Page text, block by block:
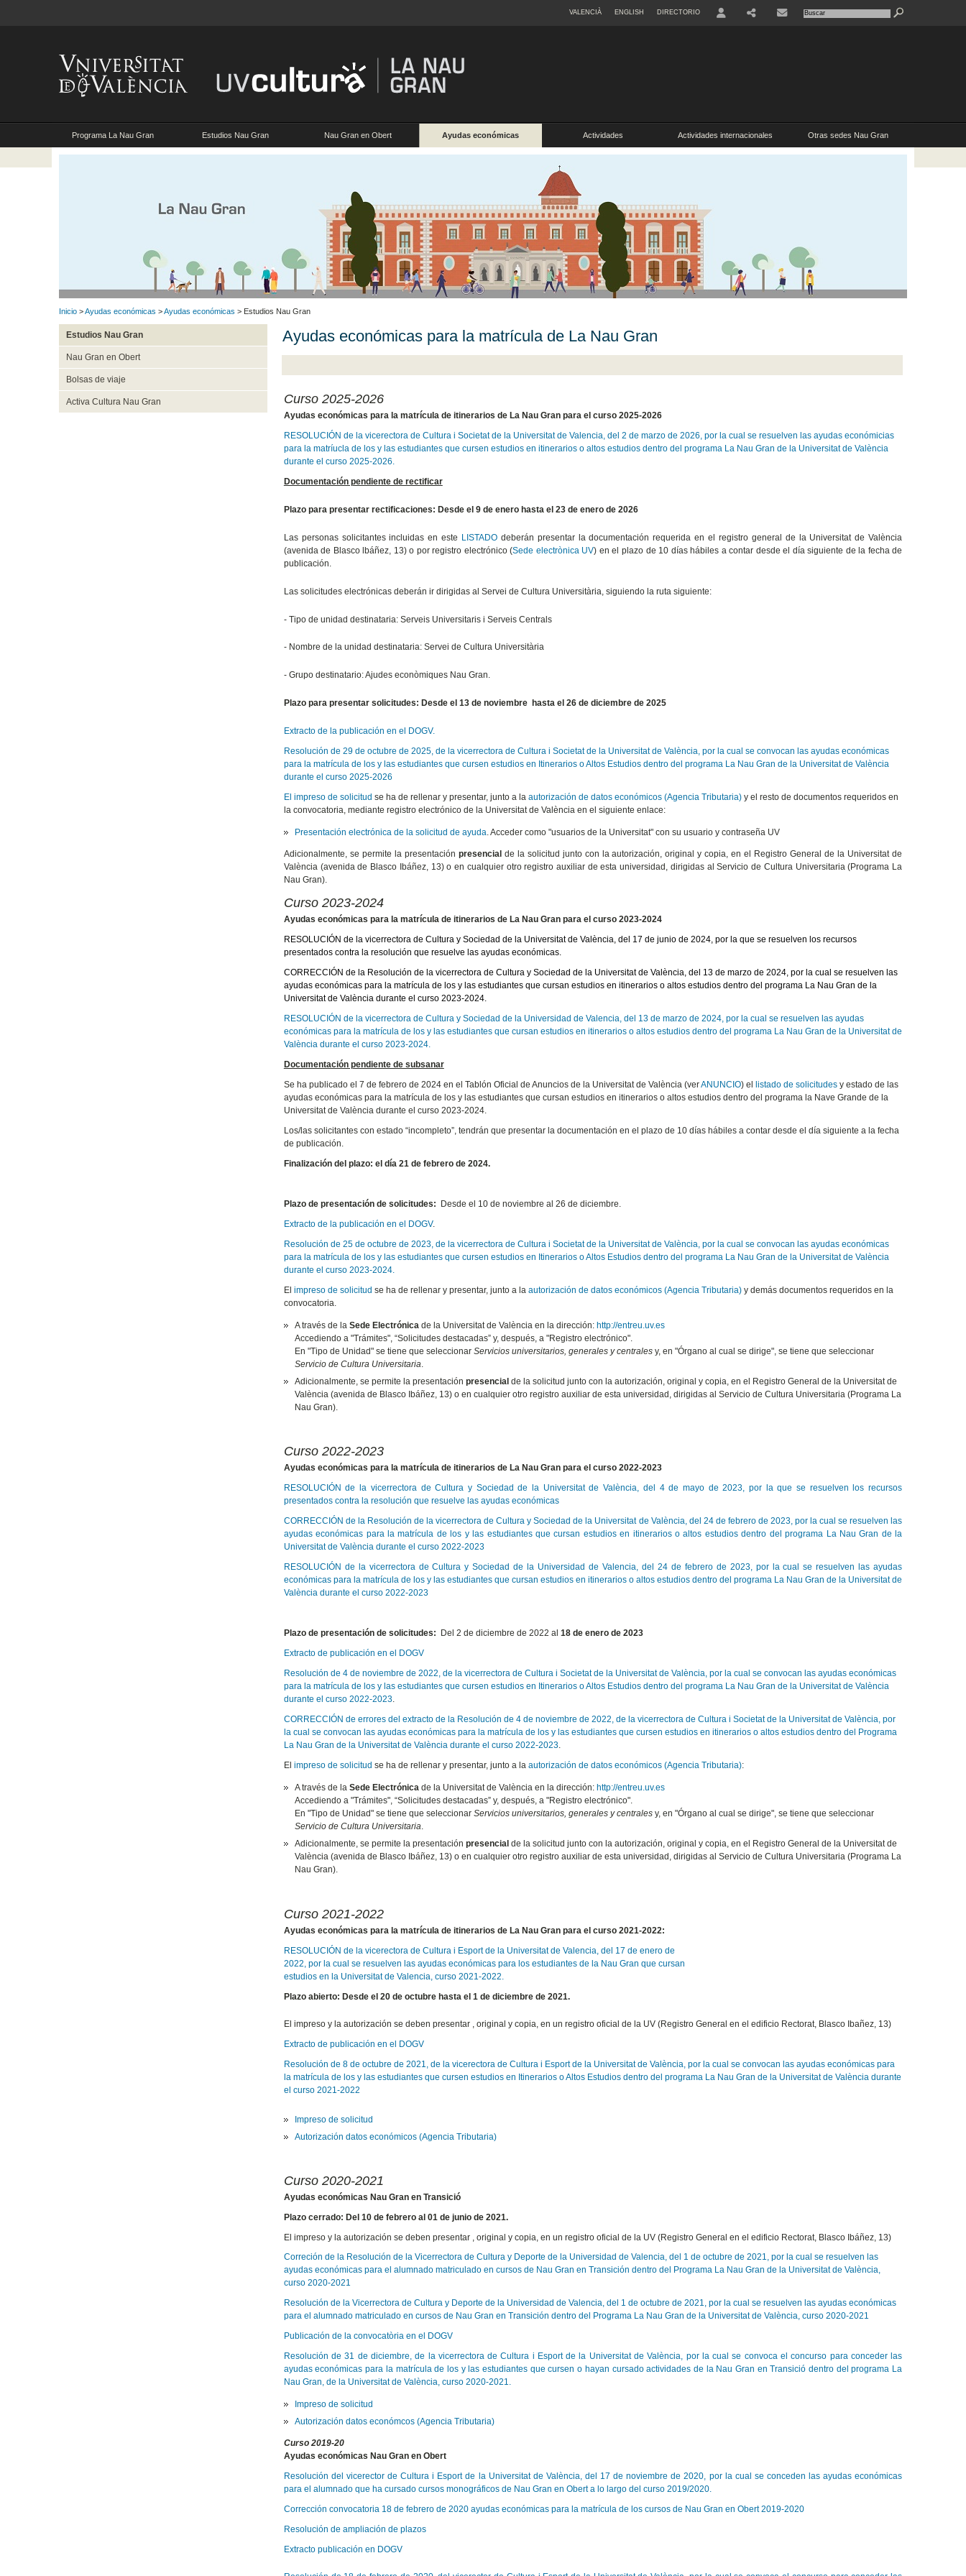
VALENCIÀ ENGLISH DIRECTORIO
Programa La Nau Gran Estudios Nau Gran Nau Gran en Obert Ayudas económicas Actividades Actividades internacionales Otras sedes Nau Gran
Inicio >Ayudas económicas >Ayudas económicas > Estudios Nau Gran
Estudios Nau Gran
Nau Gran en Obert
Bolsas de viaje
Activa Cultura Nau Gran
Ayudas económicas para la matrícula de La Nau Gran
Curso 2025-2026
Ayudas económicas para la matrícula de itinerarios de La Nau Gran para el curso 2025-2026
RESOLUCIÓN de la vicerectora de Cultura i Societat de la Universitat de Valencia, del 2 de marzo de 2026, por la cual se resuelven las ayudas económicias
para la matríucla de los y las estudiantes que cursen estudios en itinerarios o altos estudios dentro del programa La Nau Gran de la Universitat de València
durante el curso 2025-2026.
Documentación pendiente de rectificar
Plazo para presentar rectificaciones: Desde el 9 de enero hasta el 23 de enero de 2026
Las personas solicitantes incluidas en este LISTADO deberán presentar la documentación requerida en el registro general de la Universitat de València
(avenida de Blasco lbáñez, 13) o por registro electrónico (Sede electrònica UV) en el plazo de 10 días hábiles a contar desde el día siguiente de la fecha de
publicación.
Las solicitudes electrónicas deberán ir dirigidas al Servei de Cultura Universitària, siguiendo la ruta siguiente:
‐ Tipo de unidad destinataria: Serveis Universitaris i Serveis Centrals
‐ Nombre de la unidad destinataria: Servei de Cultura Universitària
‐ Grupo destinatario: Ajudes econòmiques Nau Gran.
Plazo para presentar solicitudes: Desde el 13 de noviembre hasta el 26 de diciembre de 2025
Extracto de la publicación en el DOGV.
Resolución de 29 de octubre de 2025, de la vicerrectora de Cultura i Societat de la Universitat de València, por la cual se convocan las ayudas económicas
para la matrícula de los y las estudiantes que cursen estudios en Itinerarios o Altos Estudios dentro del programa La Nau Gran de la Universitat de València
durante el curso 2025-2026
El impreso de solicitud se ha de rellenar y presentar, junto a la autorización de datos económicos (Agencia Tributaria)y el resto de documentos requeridos en
la convocatoria, mediante registro electrónico de la Universitat de València en el siguiente enlace:
Presentación electrónica de la solicitud de ayuda. Acceder como "usuarios de la Universitat" con su usuario y contraseña UV
Adicionalmente, se permite la presentación presencial de la solicitud junto con la autorización, original y copia, en el Registro General de la Universitat de
València (avenida de Blasco Ibáñez, 13) o en cualquier otro registro auxiliar de esta universidad, dirigidas al Servicio de Cultura Universitaria (Programa La
Nau Gran).
Curso 2023-2024
Ayudas económicas para la matrícula de itinerarios de La Nau Gran para el curso 2023-2024
RESOLUCIÓN de la vicerrectora de Cultura y Sociedad de la Universitat de València, del 17 de junio de 2024, por la que se resuelven los recursos
presentados contra la resolución que resuelve las ayudas económicas.
CORRECCIÓN de la Resolución de la vicerrectora de Cultura y Sociedad de la Universitat de València, del 13 de marzo de 2024, por la cual se resuelven las
ayudas económicas para la matrícula de los y las estudiantes que cursan estudios en itinerarios o altos estudios dentro del programa La Nau Gran de la
Universitat de València durante el curso 2023-2024.
RESOLUCIÓN de la vicerrectora de Cultura y Sociedad de la Universidad de Valencia, del 13 de marzo de 2024, por la cual se resuelven las ayudas
económicas para la matrícula de los y las estudiantes que cursan estudios en itinerarios o altos estudios dentro del programa La Nau Gran de la Universitat de
València durante el curso 2023-2024.
Documentación pendiente de subsanar
Se ha publicado el 7 de febrero de 2024 en el Tablón Oficial de Anuncios de la Universitat de València (verANUNCIO) el listado de solicitudesy estado de las
ayudas económicas para la matrícula de los y las estudiantes que cursan estudios en itinerarios o altos estudios dentro del programa la Nave Grande de la
Universitat de València durante el curso 2023-2024.
Los/las solicitantes con estado “incompleto”, tendrán que presentar la documentación en el plazo de 10 días hábiles a contar desde el día siguiente a la fecha
de publicación.
Finalización del plazo: el día 21 de febrero de 2024.
Plazo de presentación de solicitudes: Desde el 10 de noviembre al 26 de diciembre.
Extracto de la publicación en el DOGV.
Resolución de 25 de octubre de 2023, de la vicerrectora de Cultura i Societat de la Universitat de València, por la cual se convocan las ayudas económicas
para la matrícula de los y las estudiantes que cursen estudios en Itinerarios o Altos Estudios dentro del programa La Nau Gran de la Universitat de València
durante el curso 2023-2024.
El impreso de solicitud se ha de rellenar y presentar, junto a la autorización de datos económicos (Agencia Tributaria)y demás documentos requeridos en la
convocatoria.
A través de la Sede Electrónica de la Universitat de València en la dirección: http://entreu.uv.es
Accediendo a "Trámites", “Solicitudes destacadas” y, después, a "Registro electrónico".
En "Tipo de Unidad" se tiene que seleccionar Servicios universitarios, generales y centralesy, en "Órgano al cual se dirige", se tiene que seleccionar
Servicio de Cultura Universitaria
Adicionalmente, se permite la presentación presencial de la solicitud junto con la autorización, original y copia, en el Registro General de la Universitat de
València (avenida de Blasco Ibáñez, 13) o en cualquier otro registro auxiliar de esta universidad, dirigidas al Servicio de Cultura Universitaria (Programa La
Nau Gran).
Curso 2022-2023
Ayudas económicas para la matrícula de itinerarios de La Nau Gran para el curso 2022-2023
RESOLUCIÓN de la vicerrectora de Cultura y Sociedad de la Universitat de València, del 4 de mayo de 2023, por la que se resuelven los recursos
presentados contra la resolución que resuelve las ayudas económicas
CORRECCIÓN de la Resolución de la vicerrectora de Cultura y Sociedad de la Universitat de València, del 24 de febrero de 2023, por la cual se resuelven las
ayudas económicas para la matrícula de los y las estudiantes que cursan estudios en itinerarios o altos estudios dentro del programa La Nau Gran de la
Universitat de València durante el curso 2022-2023
RESOLUCIÓN de la vicerrectora de Cultura y Sociedad de la Universidad de Valencia, del 24 de febrero de 2023, por la cual se resuelven las ayudas
económicas para la matrícula de los y las estudiantes que cursan estudios en itinerarios o altos estudios dentro del programa La Nau Gran de la Universitat de
València durante el curso 2022-2023
Plazo de presentación de solicitudes: Del 2 de diciembre de 2022 al 18 de enero de 2023
Extracto de publicación en el DOGV
Resolución de 4 de noviembre de 2022, de la vicerrectora de Cultura i Societat de la Universitat de València, por la cual se convocan las ayudas económicas
para la matrícula de los y las estudiantes que cursen estudios en Itinerarios o Altos Estudios dentro del programa La Nau Gran de la Universitat de València
durante el curso 2022-2023.
CORRECCIÓN de errores del extracto de la Resolución de 4 de noviembre de 2022, de la vicerrectora de Cultura i Societat de la Universitat de València, por
la cual se convocan las ayudas económicas para la matrícula de los y las estudiantes que cursen estudios en itinerarios o altos estudios dentro del Programa
La Nau Gran de la Universitat de València durante el curso 2022-2023.
El impreso de solicitud se ha de rellenar y presentar, junto a la autorización de datos económicos (Agencia Tributaria):
A través de la Sede Electrónicade la Universitat de València en la dirección: http://entreu.uv.es
Accediendo a "Trámites", “Solicitudes destacadas” y, después, a "Registro electrónico".
En "Tipo de Unidad" se tiene que seleccionar Servicios universitarios, generales y centralesy, en "Órgano al cual se dirige", se tiene que seleccionar
Servicio de Cultura Universitaria.
Adicionalmente, se permite la presentación presencial de la solicitud junto con la autorización, original y copia, en el Registro General de la Universitat de
València (avenida de Blasco Ibáñez, 13) o en cualquier otro registro auxiliar de esta universidad, dirigidas al Servicio de Cultura Universitaria (Programa La
Nau Gran).
Curso 2021-2022
Ayudas económicas para la matrícula de itinerarios de La Nau Gran para el curso 2021-2022:
RESOLUCIÓN de la vicerectora de Cultura i Esport de la Universitat de Valencia, del 17 de enero de
2022, por la cual se resuelven las ayudas económicas para los estudiantes de la Nau Gran que cursan
estudios en la Universitat de Valencia, curso 2021‐2022.
Plazo abierto: Desde el 20 de octubre hasta el 1 de diciembre de 2021.
El impreso y la autorización se deben presentar , original y copia, en un registro oficial de la UV (Registro General en el edificio Rectorat, Blasco Ibañez, 13)
Extracto de publicación en el DOGV
Resolución de 8 de octubre de 2021, de la vicerectora de Cultura i Esport de la Universitat de València, por la cual se convocan las ayudas económicas para
la matrícula de los y las estudiantes que cursen estudios en Itinerarios o Altos Estudios dentro del programa La Nau Gran de la Universitat de València durante
el curso 2021-2022
Impreso de solicitud
Autorización datos económicos (Agencia Tributaria)
Curso 2020-2021
Ayudas económicas Nau Gran en Transició
Plazo cerrado: Del 10 de febrero al 01 de junio de 2021.
El impreso y la autorización se deben presentar , original y copia, en un registro oficial de la UV (Registro General en el edificio Rectorat, Blasco Ibáñez, 13)
Correción de la Resolución de la Vicerrectora de Cultura y Deporte de la Universidad de Valencia, del 1 de octubre de 2021, por la cual se resuelven las
ayudas económicas para el alumnado matriculado en cursos de Nau Gran en Transición dentro del Programa La Nau Gran de la Universitat de València,
curso 2020‐2021
Resolución de la Vicerrectora de Cultura y Deporte de la Universidad de Valencia, del 1 de octubre de 2021, por la cual se resuelven las ayudas económicas
para el alumnado matriculado en cursos de Nau Gran en Transición dentro del Programa La Nau Gran de la Universitat de València, curso 2020‐2021
Publicación de la convocatòria en el DOGV
Resolución de 31 de diciembre, de la vicerrectora de Cultura i Esport de la Universitat de València, por la cual se convoca el concurso para conceder las
ayudas económicas para la matrícula de los y las estudiantes que cursen o hayan cursado actividades de la Nau Gran en Transició dentro del programa La
Nau Gran, de la Universitat de València, curso 2020-2021.
Impreso de solicitud
Autorización datos económcos (Agencia Tributaria)
Curso 2019-20
Ayudas económicas Nau Gran en Obert
Resolución del vicerector de Cultura i Esport de la Universitat de València, del 17 de noviembre de 2020, por la cual se conceden las ayudas económicas
para el alumnado que ha cursado cursos monográficos de Nau Gran en Obert a lo largo del curso 2019/2020.
Corrección convocatoria 18 de febrero de 2020 ayudas económicas para la matrícula de los cursos de Nau Gran en Obert 2019-2020
Resolución de ampliación de plazos
Extracto publicación en DOGV